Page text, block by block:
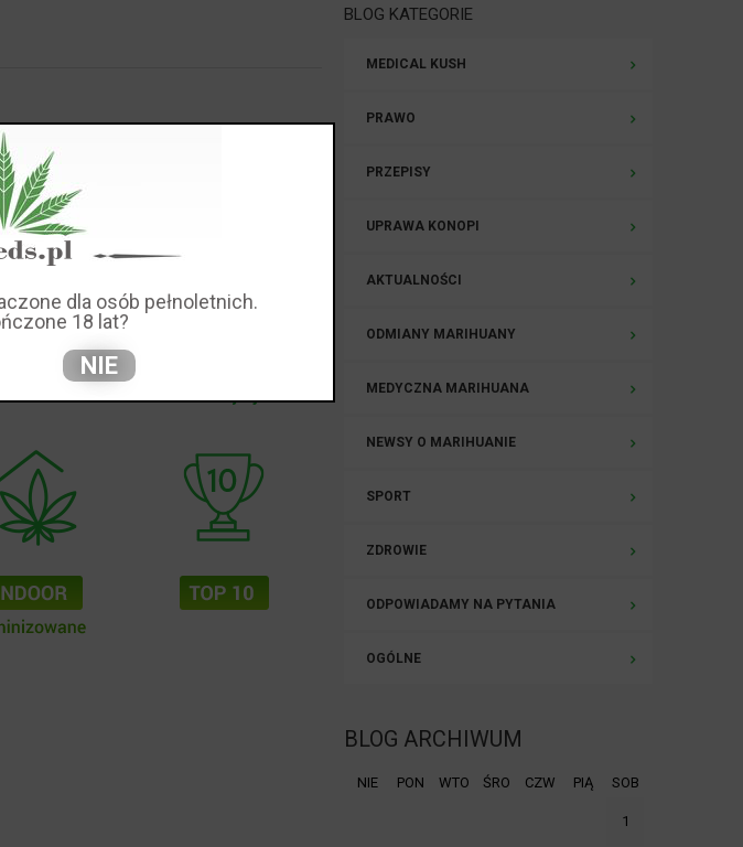
MARIHUANY
w obrębie rzędu
owadów, mogą one stanowić
oprócz tego, że są owadami, które
chorób.
jest jajowate, z 3 części trudne do
BLOG KATEGORIE
MEDICAL KUSH
PRAWO
PRZEPISY
UPRAWA KONOPI
AKTUALNOŚCI
ODMIANY MARIHUANY
MEDYCZNA MARIHUANA
NEWSY O MARIHUANIE
SPORT
ZDROWIE
ODPOWIADAMY NA PYTANIA
OGÓLNE
BLOG ARCHIWUM
NIE PON WTO ŚRO CZW PIĄ SOB
1
dla osób pełnoletnich.
18 lat?
NIE